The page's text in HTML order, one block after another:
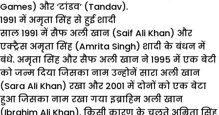
Games) और ‘टांडव’ (Tandav).
1991 में अमृता सिंह से हुई शादी
साल 1991 में सैफ अली खान (Saif Ali Khan) और
एक्ट्रैस अमृता सिंह (Amrita Singh) शादी के बंधन में
बंधे. अमृता सिंह और सैफ अली खान ने 1995 में एक बेटी
को जन्म दिया जिसका नाम उन्होनें सारा अली खान
(Sara Ali Khan) रखा और 2001 में दोनों को एक बेटा
हुआ जिसका नाम रखा गया इब्राहिम अली खान
(Ibrahim Ali Khan). किसी कारण के चलते अम्रिता सिंह